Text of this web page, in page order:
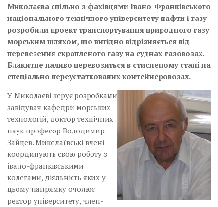
Миколаєва спільно з фахівцями Івано-Франківського
національного технічного університету нафти і газу
розробили проект транспортування природного газу
морським шляхом, що вигідно відрізняється від
перевезення скрапленого газу на суднах-газовозах.
Блакитне паливо перевозиться в стисненому стані на
спеціально переустаткованих контейнеровозах.
У Миколаєві керує розробками
завідувач кафедри морських
технологій, доктор технічних
наук професор Володимир
Зайцев. Миколаївські вчені
координують свою роботу з
івано-франківськими
колегами, діяльність яких у
цьому напрямку очолює
ректор університету, член-